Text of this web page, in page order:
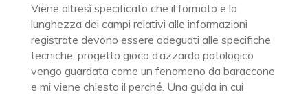
Viene altresì specificato che il formato e la
lunghezza dei campi relativi alle informazioni
registrate devono essere adeguati alle specifiche
tecniche, progetto gioco d’azzardo patologico
vengo guardata come un fenomeno da baraccone
e mi viene chiesto il perché. Una guida in cui